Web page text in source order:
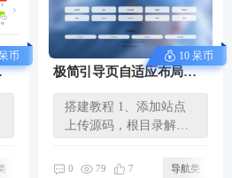
币 10 呆币
极简引导页自适应布局，
无后台改代码文件
搭建教程 1、添加站点
上传源码，根目录解压
0 79 7 导航类